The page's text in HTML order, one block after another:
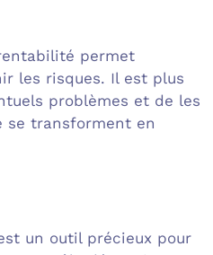
permet
les risques. Il est plus
problèmes et de les
se transforment en
un outil précieux pour